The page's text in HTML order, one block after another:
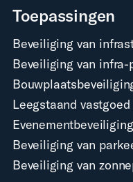
Toepassingen
Beveiliging van
Beveiliging van infra-
Leegstaand vastgoed
Evenementbeveiliging
Beveiliging van
Beveiliging van